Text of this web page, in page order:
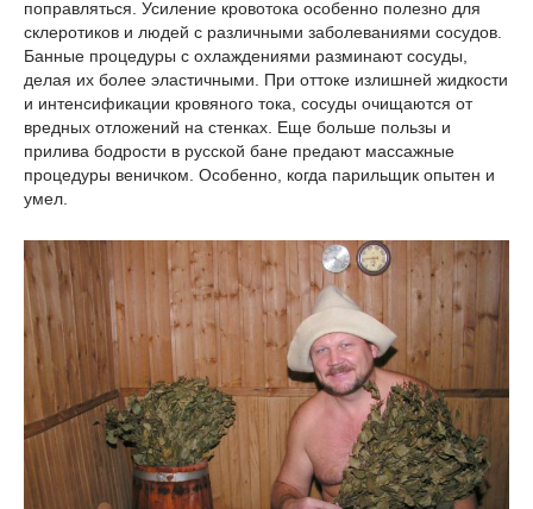
поправляться. Усиление кровотока особенно полезно для
склеротиков и людей с различными заболеваниями сосудов.
Банные процедуры с охлаждениями разминают сосуды,
делая их более эластичными. При оттоке излишней жидкости
и интенсификации кровяного тока, сосуды очищаются от
вредных отложений на стенках. Еще больше пользы и
прилива бодрости в русской бане предают массажные
процедуры веничком. Особенно, когда парильщик опытен и
умел.